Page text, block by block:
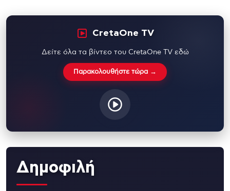
CretaOne TV
Δείτε όλα τα βίντεο του CretaOne TV εδώ
Παρακολουθήστε τώρα →
Δημοφιλή